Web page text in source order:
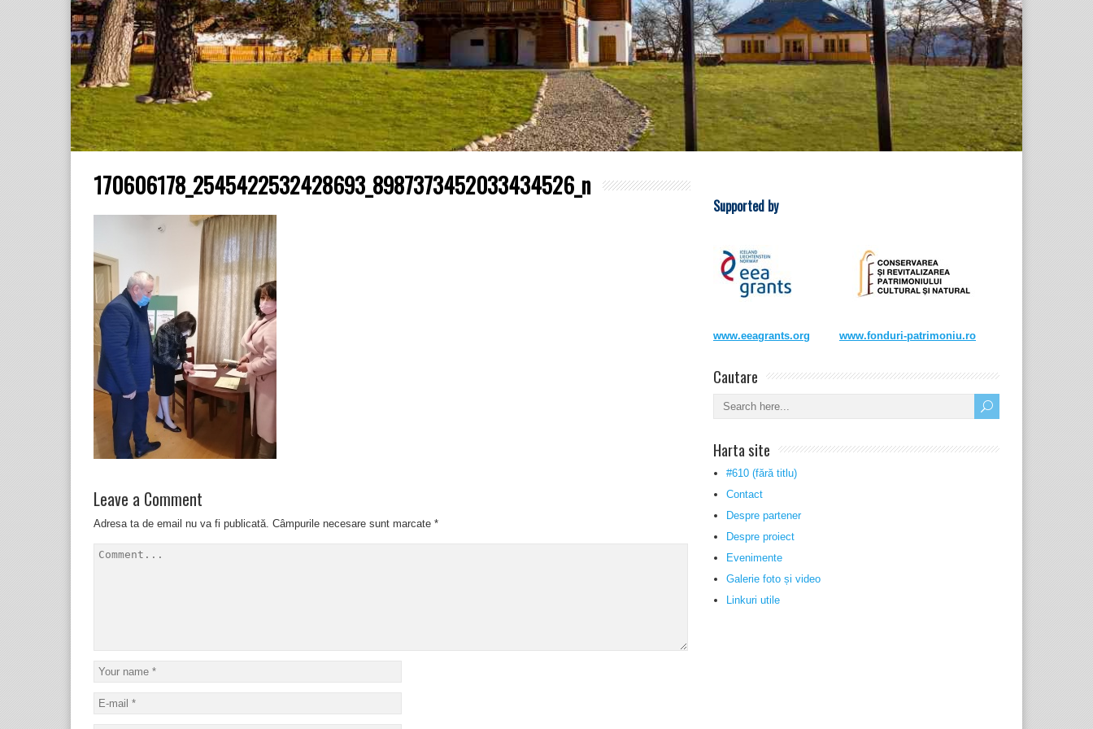
170606178_2545422532428693_8987373452033434526_n
Leave a Comment
Adresa ta de email nu va fi publicată. Câmpurile necesare sunt marcate *
Supported by
www.eeagrants.org www.fonduri-patrimoniu.ro
Cautare
Harta site
#610 (fără titlu)
Contact
Despre partener
Despre proiect
Evenimente
Galerie foto și video
Linkuri utile